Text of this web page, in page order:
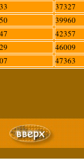
37327
39960
42357
46009
47363